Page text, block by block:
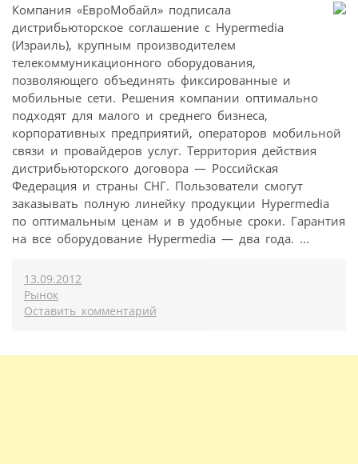
Компания «ЕвроМобайл» подписала
дистрибьюторское соглашение с Hypermedia
(Израиль), крупным производителем
телекоммуникационного оборудования,
позволяющего объединять фиксированные и
мобильные сети. Решения компании оптимально
подходят для малого и среднего бизнеса,
корпоративных предприятий, операторов мобильной
связи и провайдеров услуг. Территория действия
дистрибьюторского договора — Российская
Федерация и страны СНГ. Пользователи смогут
заказывать полную линейку продукции Hypermedia
по оптимальным ценам и в удобные сроки. Гарантия
на все оборудование Hypermedia — два года. ...
13.09.2012
Рынок
Оставить комментарий